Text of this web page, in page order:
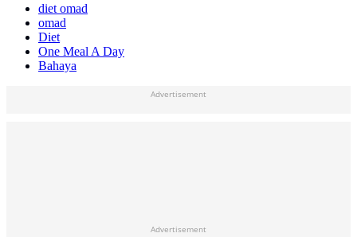
diet omad
omad
Diet
One Meal A Day
Bahaya
Advertisement
Advertisement